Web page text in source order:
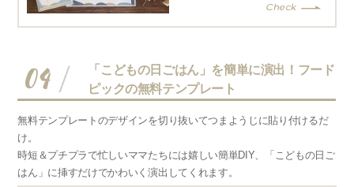
04
「こどもの日ごはん」を簡単に演出！フード
ピックの無料テンプレート
無料テンプレートのデザインを切り抜いてつまようじに貼り付けるだ
け。
時短＆プチプラで忙しいママたちには嬉しい簡単DIY、「こどもの日ご
はん」に挿すだけでかわいく演出してくれます。